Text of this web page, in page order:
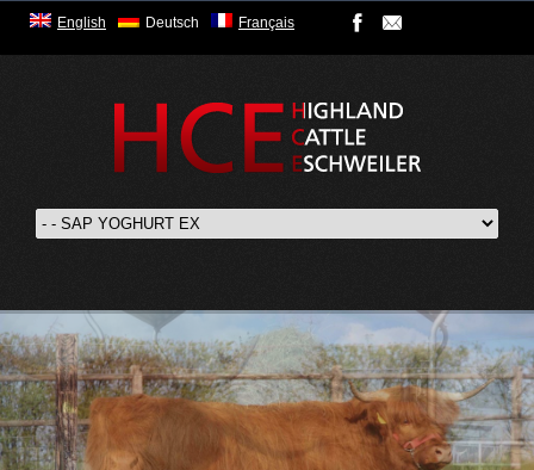
English Deutsch Français